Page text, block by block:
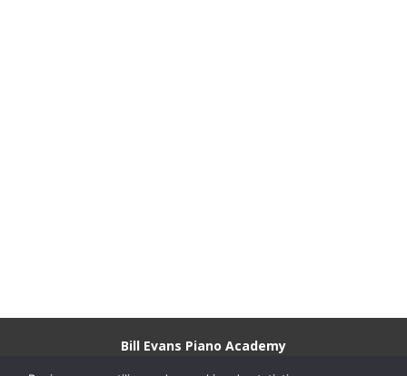
Bill Evans Piano Academy